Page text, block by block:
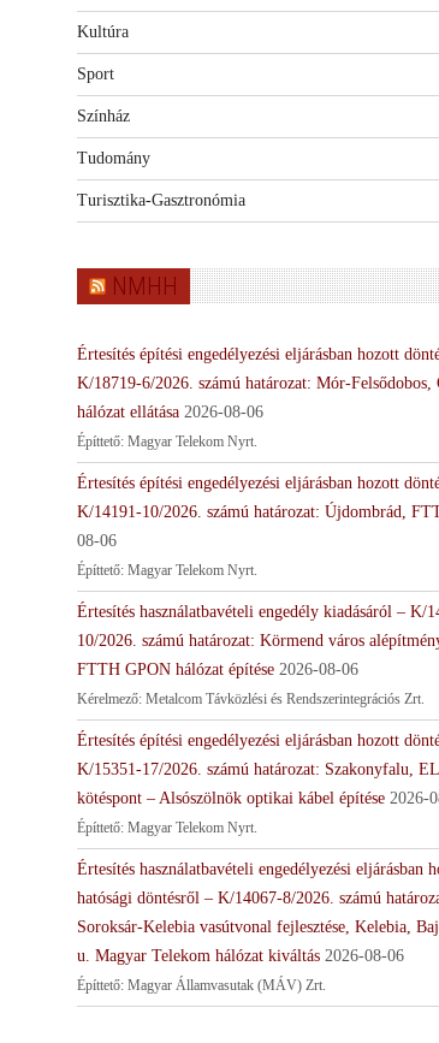
Kultúra
Sport
Színház
Tudomány
Turisztika-Gasztronómia
NMHH
Értesítés építési engedélyezési eljárásban hozott
K/18719-6/2026. számú határozat: Mór-Felsődobos,
hálózat ellátása 2026-08-06
Építtető: Magyar Telekom Nyrt.
Értesítés építési engedélyezési eljárásban hozott
K/14191-10/2026. számú határozat: Újdombrád,
08-06
Építtető: Magyar Telekom Nyrt.
Értesítés használatbavételi engedély kiadásáról – K/
10/2026. számú határozat: Körmend város
FTTH GPON hálózat építése 2026-08-06
Kérelmező: Metalcom Távközlési és Rendszerintegrációs Zrt.
Értesítés építési engedélyezési eljárásban hozott
K/15351-17/2026. számú határozat: Szakonyfalu,
kötéspont – Alsószölnök optikai kábel építése 2026-
Építtető: Magyar Telekom Nyrt.
Értesítés használatbavételi engedélyezési eljárásban
hatósági döntésről – K/14067-8/2026. számú
Soroksár-Kelebia vasútvonal fejlesztése, Kelebia,
u. Magyar Telekom hálózat kiváltás 2026-08-06
Építtető: Magyar Államvasutak (MÁV) Zrt.